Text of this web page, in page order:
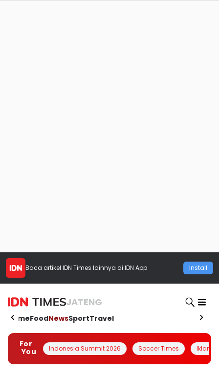
Baca artikel IDN Times lainnya di IDN App Install
JATENG
HomeFoodNewsSportTravel
For
You
Indonesia Summit 2026 Soccer Times Iklanin